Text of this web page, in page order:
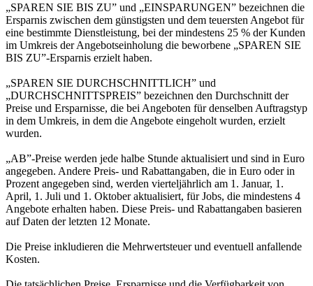
„SPAREN SIE BIS ZU” und „EINSPARUNGEN” bezeichnen die
Ersparnis zwischen dem günstigsten und dem teuersten Angebot für
eine bestimmte Dienstleistung, bei der mindestens 25 % der Kunden
im Umkreis der Angebotseinholung die beworbene „SPAREN SIE
BIS ZU”-Ersparnis erzielt haben.
„SPAREN SIE DURCHSCHNITTLICH” und
„DURCHSCHNITTSPREIS” bezeichnen den Durchschnitt der
Preise und Ersparnisse, die bei Angeboten für denselben Auftragstyp
in dem Umkreis, in dem die Angebote eingeholt wurden, erzielt
wurden.
„AB”-Preise werden jede halbe Stunde aktualisiert und sind in Euro
angegeben. Andere Preis- und Rabattangaben, die in Euro oder in
Prozent angegeben sind, werden vierteljährlich am 1. Januar, 1.
April, 1. Juli und 1. Oktober aktualisiert, für Jobs, die mindestens 4
Angebote erhalten haben. Diese Preis- und Rabattangaben basieren
auf Daten der letzten 12 Monate.
Die Preise inkludieren die Mehrwertsteuer und eventuell anfallende
Kosten.